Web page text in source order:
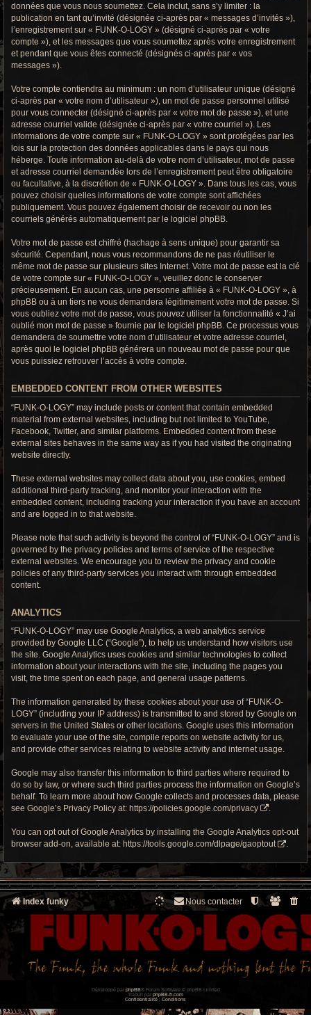
données que vous nous soumettez. Cela inclut, sans s’y limiter : la
publication en tant qu’invité (désignée ci-après par « messages d’invités »),
l’enregistrement sur « FUNK-O-LOGY » (désigné ci-après par « votre
compte »), et les messages que vous soumettez après votre enregistrement
et pendant que vous êtes connecté (désignés ci-après par « vos
messages »).
Votre compte contiendra au minimum : un nom d’utilisateur unique (désigné
ci-après par « votre nom d’utilisateur »), un mot de passe personnel utilisé
pour vous connecter (désigné ci-après par « votre mot de passe »), et une
adresse courriel valide (désignée ci-après par « votre courriel »). Les
informations de votre compte sur « FUNK-O-LOGY » sont protégées par les
lois sur la protection des données applicables dans le pays qui nous
héberge. Toute information au-delà de votre nom d’utilisateur, mot de passe
et adresse courriel demandée lors de l’enregistrement peut être obligatoire
ou facultative, à la discrétion de « FUNK-O-LOGY ». Dans tous les cas, vous
pouvez choisir quelles informations de votre compte sont affichées
publiquement. Vous pouvez également choisir de recevoir ou non les
courriels générés automatiquement par le logiciel phpBB.
Votre mot de passe est chiffré (hachage à sens unique) pour garantir sa
sécurité. Cependant, nous vous recommandons de ne pas réutiliser le
même mot de passe sur plusieurs sites Internet. Votre mot de passe est la clé
de votre compte sur « FUNK-O-LOGY », veuillez donc le conserver
précieusement. En aucun cas, une personne affiliée à « FUNK-O-LOGY », à
phpBB ou à un tiers ne vous demandera légitimement votre mot de passe. Si
vous oubliez votre mot de passe, vous pouvez utiliser la fonctionnalité « J’ai
oublié mon mot de passe » fournie par le logiciel phpBB. Ce processus vous
demandera de soumettre votre nom d’utilisateur et votre adresse courriel,
après quoi le logiciel phpBB générera un nouveau mot de passe pour que
vous puissiez retrouver l’accès à votre compte.
EMBEDDED CONTENT FROM OTHER WEBSITES
“FUNK-O-LOGY” may include posts or content that contain embedded
material from external websites, including but not limited to YouTube,
Facebook, Twitter, and similar platforms. Embedded content from these
external sites behaves in the same way as if you had visited the originating
website directly.
These external websites may collect data about you, use cookies, embed
additional third-party tracking, and monitor your interaction with the
embedded content, including tracking your interaction if you have an account
and are logged in to that website.
Please note that such activity is beyond the control of “FUNK-O-LOGY” and is
governed by the privacy policies and terms of service of the respective
external websites. We encourage you to review the privacy and cookie
policies of any third-party services you interact with through embedded
content.
ANALYTICS
“FUNK-O-LOGY” may use Google Analytics, a web analytics service
provided by Google LLC (“Google”), to help us understand how visitors use
the site. Google Analytics uses cookies and similar technologies to collect
information about your interactions with the site, including the pages you
visit, the time spent on each page, and general usage patterns.
The information generated by these cookies about your use of “FUNK-O-
LOGY” (including your IP address) is transmitted to and stored by Google on
servers in the United States or other locations. Google uses this information
to evaluate your use of the site, compile reports on website activity for us,
and provide other services relating to website activity and internet usage.
Google may also transfer this information to third parties where required to
do so by law, or where such third parties process the information on Google’s
behalf. To learn more about how Google collects and processes data, please
see Google’s Privacy Policy at: https://policies.google.com/privacy .
You can opt out of Google Analytics by installing the Google Analytics opt-out
browser add-on, available at: https://tools.google.com/dlpage/gaoptout .
Index funky Nous contacter
Développé par phpBB® Forum Software © phpBB Limited
Traduit par phpBB-fr.com
Confidentialité
Conditions